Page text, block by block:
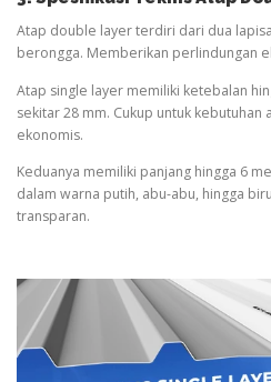
Atap double layer terdiri dari dua
berongga. Memberikan perlindungan
Atap single layer memiliki ketebalan
sekitar 28 mm. Cukup untuk kebutuhan
ekonomis.
Keduanya memiliki panjang hingga 6
dalam warna putih, abu-abu, hingga
transparan.